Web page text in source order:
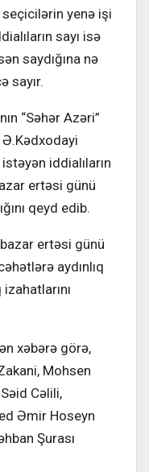
yenə işi
sayı isə
saydığına nə
sayır.
“Səhər Azəri”
iddialıların
ertəsi günü
qeyd edib.
ertəsi günü
aydınlıq
xəbərə görə,
Mohsen
Cəlili,
Əmir Hoseyn
Şurası